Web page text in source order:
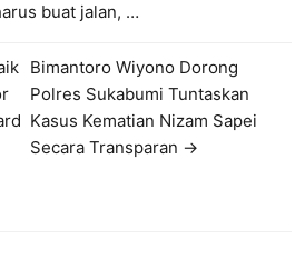
buat jalan, …
Bimantoro Wiyono Dorong
Polres Sukabumi Tuntaskan
Kasus Kematian Nizam Sapei
Secara Transparan →